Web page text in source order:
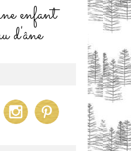
enfant
d'âne